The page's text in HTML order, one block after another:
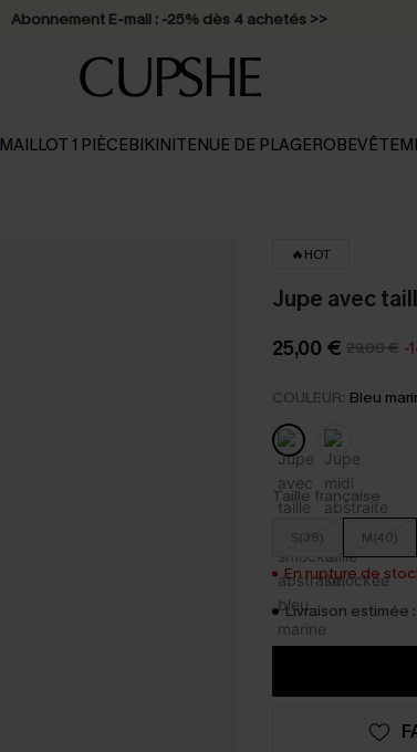
* Livraison éclair 2-3 jours ouvrés >>
MAILLOT 1 PIÈCEBIKINITENUE DE PLAGEROBE
🔥HOT
Jupe avec
25,00 € 29,00 € -
COULEUR: Bleu
Taille française
S(38) M(40)
En rupture de
Livraison estimée